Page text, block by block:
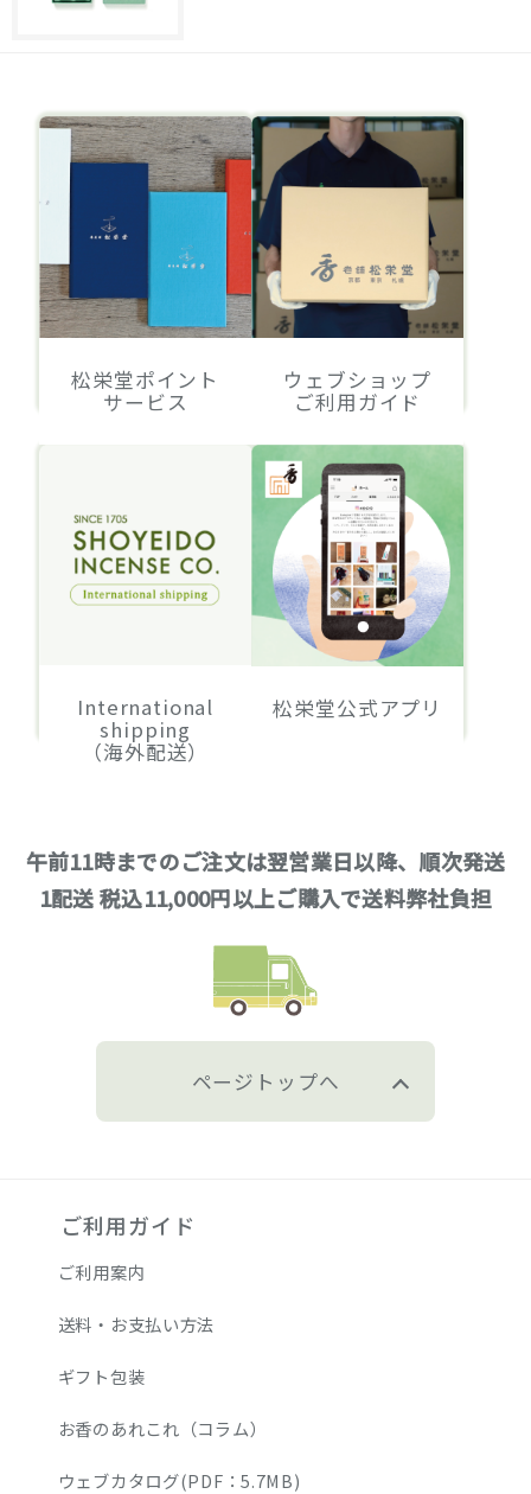
松栄堂ポイント
サービス
ウェブショップ
ご利用ガイド
International
shipping
（海外配送）
松栄堂公式アプリ
午前11時までのご注文は翌営業日以降、順次発送
1配送 税込11,000円以上ご購入で送料弊社負担
ページトップへ
ご利用ガイド
ご利用案内
送料・お支払い方法
ギフト包装
お香のあれこれ（コラム）
ウェブカタログ(PDF：5.7MB)